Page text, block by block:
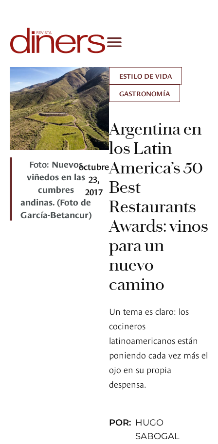
Foto: Nuevos
viñedos en las
cumbres
andinas. (Foto de
García-Betancur)
octubre
23,
2017
ESTILO DE VIDA
GASTRONOMÍA
Argentina en
los Latin
America’s 50
Best
Restaurants
Awards: vinos
para un
nuevo
camino
Un tema es claro: los
cocineros
latinoamericanos están
poniendo cada vez más el
ojo en su propia
despensa.
POR: HUGO
SABOGAL